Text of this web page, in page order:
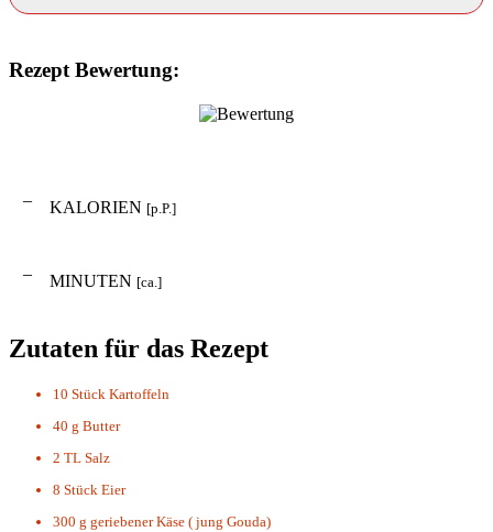
Rezept Bewertung:
– KALORIEN [p.P.]
– MINUTEN [ca.]
Zutaten für das Rezept
10 Stück Kartoffeln
40 g Butter
2 TL Salz
8 Stück Eier
300 g geriebener Käse ( jung Gouda)